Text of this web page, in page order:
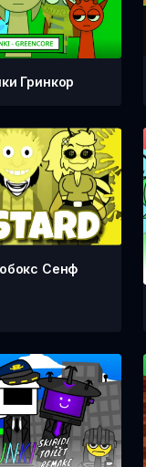
Гринкор
Сенф